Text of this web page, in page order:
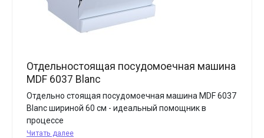
Отдельностоящая посудомоечная машина
MDF 6037 Blanc
Отдельно стоящая посудомоечная машина MDF 6037
Blanc шириной 60 см - идеальный помощник в
процессе
Читать далее